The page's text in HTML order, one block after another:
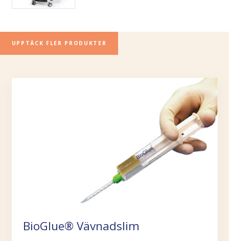
UPPTÄCK FLER PRODUKTER
BioGlue® Vävnadslim